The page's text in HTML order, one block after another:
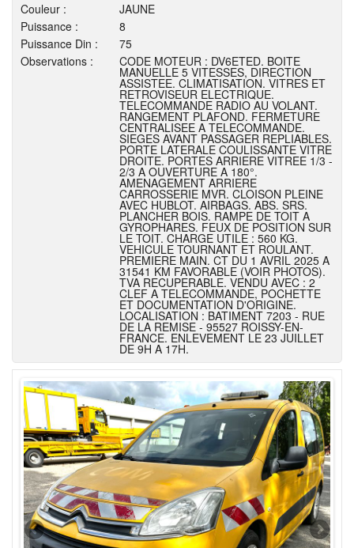
Couleur :
JAUNE
Puissance :
8
Puissance Din :
75
Observations :
CODE MOTEUR : DV6ETED. BOITE
MANUELLE 5 VITESSES, DIRECTION
ASSISTEE. CLIMATISATION. VITRES ET
RETROVISEUR ELECTRIQUE.
TELECOMMANDE RADIO AU VOLANT.
RANGEMENT PLAFOND. FERMETURE
CENTRALISEE A TELECOMMANDE.
SIEGES AVANT PASSAGER REPLIABLES.
PORTE LATERALE COULISSANTE VITRE
DROITE. PORTES ARRIERE VITREE 1/3 -
2/3 A OUVERTURE A 180°.
AMENAGEMENT ARRIERE
CARROSSERIE MVR. CLOISON PLEINE
AVEC HUBLOT. AIRBAGS. ABS. SRS.
PLANCHER BOIS. RAMPE DE TOIT A
GYROPHARES. FEUX DE POSITION SUR
LE TOIT. CHARGE UTILE : 560 KG.
VEHICULE TOURNANT ET ROULANT.
PREMIERE MAIN. CT DU 1 AVRIL 2025 A
31541 KM FAVORABLE (VOIR PHOTOS).
TVA RECUPERABLE. VENDU AVEC : 2
CLEF A TELECOMMANDE, POCHETTE
ET DOCUMENTATION D'ORIGINE.
LOCALISATION : BATIMENT 7203 - RUE
DE LA REMISE - 95527 ROISSY-EN-
FRANCE. ENLEVEMENT LE 23 JUILLET
DE 9H A 17H.